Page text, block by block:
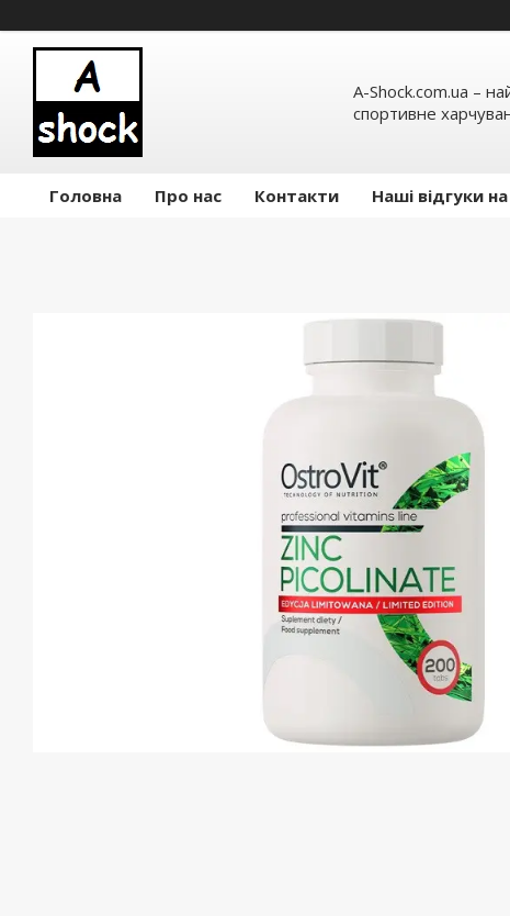
A-Shock.com.ua –
спортивне
Головна Про нас Контакти Наші відгуки